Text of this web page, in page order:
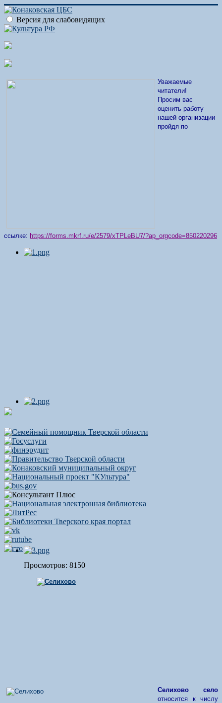
Версия для слабовидящих
Уважаемые
читатели!
Просим вас
оценить работу
нашей организации
пройдя по
ссылке: https://forms.mkrf.ru/e/2579/xTPLeBU7/?ap_orgcode=850220296
Просмотров: 8150
Селихово село
относится к числу